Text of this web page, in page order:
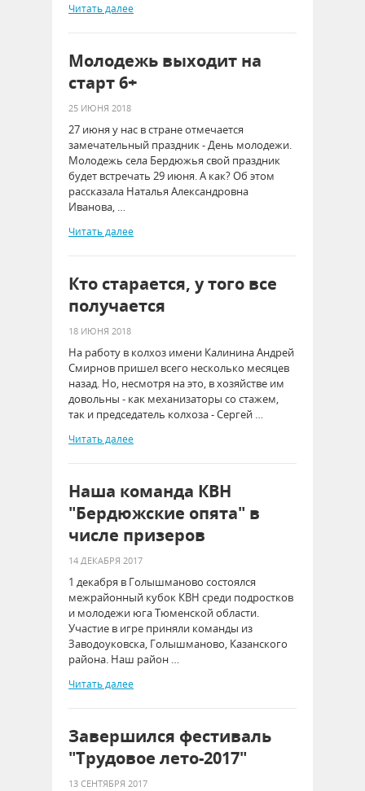
Читать далее
Молодежь выходит на
старт 6+
25 ИЮНЯ 2018
27 июня у нас в стране отмечается
замечательный праздник - День молодежи.
Молодежь села Бердюжья свой праздник
будет встречать 29 июня. А как? Об этом
рассказала Наталья Александровна
Иванова, …
Читать далее
Кто старается, у того все
получается
18 ИЮНЯ 2018
На работу в колхоз имени Калинина Андрей
Смирнов пришел всего несколько месяцев
назад. Но, несмотря на это, в хозяйстве им
довольны - как механизаторы со стажем,
так и председатель колхоза - Сергей …
Читать далее
Наша команда КВН
"Бердюжские опята" в
числе призеров
14 ДЕКАБРЯ 2017
1 декабря в Голышманово состоялся
межрайонный кубок КВН среди подростков
и молодежи юга Тюменской области.
Участие в игре приняли команды из
Заводоуковска, Голышманово, Казанского
района. Наш район …
Читать далее
Завершился фестиваль
"Трудовое лето-2017"
13 СЕНТЯБРЯ 2017